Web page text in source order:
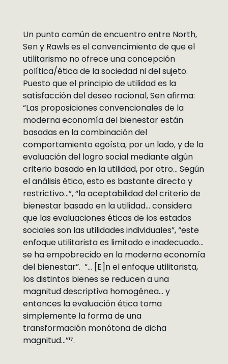
Un punto común de encuentro entre North,
Sen y Rawls es el convencimiento de que el
utilitarismo no ofrece una concepción
política/ética de la sociedad ni del sujeto.
Puesto que el principio de utilidad es la
satisfacción del deseo racional, Sen afirma:
“Las proposiciones convencionales de la
moderna economía del bienestar están
basadas en la combinación del
comportamiento egoísta, por un lado, y de la
evaluación del logro social mediante algún
criterio basado en la utilidad, por otro… Según
el análisis ético, esto es bastante directo y
restrictivo…”, “la aceptabilidad del criterio de
bienestar basado en la utilidad… considera
que las evaluaciones éticas de los estados
sociales son las utilidades individuales”, “este
enfoque utilitarista es limitado e inadecuado…
se ha empobrecido en la moderna economía
del bienestar”. “… [E]n el enfoque utilitarista,
los distintos bienes se reducen a una
magnitud descriptiva homogénea… y
entonces la evaluación ética toma
simplemente la forma de una
transformación monótona de dicha
magnitud…”¹⁷.